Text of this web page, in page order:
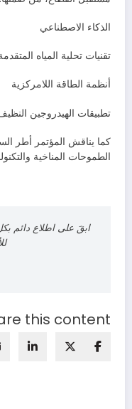
الذكاء الاصطناعي
تقنيات تحلية المياه
أنظمة الطاقة اللامركزية
تطبيقات الهيدروجين
كما يناقش المؤتمر أطر
الطموحات المناخية
ابقَ على اطلاع دائم
this content: